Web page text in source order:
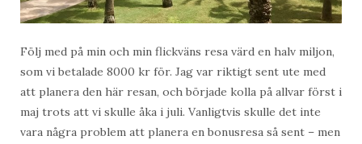
Följ med på min och min flickväns resa värd en halv miljon,
som vi betalade 8000 kr för. Jag var riktigt sent ute med
att planera den här resan, och började kolla på allvar först i
maj trots att vi skulle åka i juli. Vanligtvis skulle det inte
vara några problem att planera en bonusresa så sent – men